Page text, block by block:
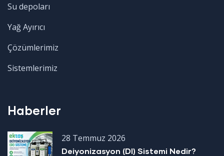
Su depoları
Yağ Ayırıcı
Çözümlerimiz
Sistemlerimiz
Haberler
28 Temmuz 2026
Deiyonizasyon (DI) Sistemi Nedir?